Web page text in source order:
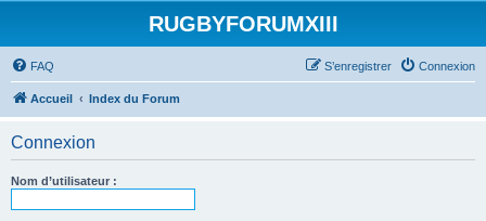
RUGBYFORUMXIII
FAQ Connexion
S’enregistrer
Accueil Index du Forum
Connexion
Nom d’utilisateur :